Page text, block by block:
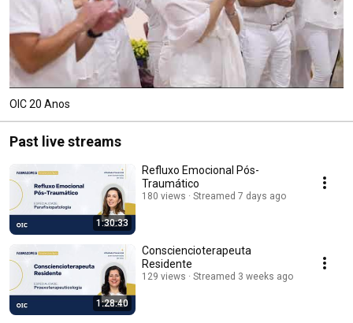
OIC 20 Anos
Past live streams
1:30:33
Refluxo Emocional Pós-
Traumático
180 views Streamed 7 days ago
1:28:40
Consciencioterapeuta
Residente
129 views Streamed 3 weeks ago